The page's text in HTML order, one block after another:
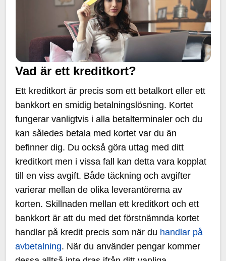
Vad är ett kreditkort?
Ett kreditkort är precis som ett betalkort eller ett
bankkort en smidig betalningslösning. Kortet
fungerar vanligtvis i alla betalterminaler och du
kan således betala med kortet var du än
befinner dig. Du också göra uttag med ditt
kreditkort men i vissa fall kan detta vara kopplat
till en viss avgift. Både täckning och avgifter
varierar mellan de olika leverantörerna av
korten. Skillnaden mellan ett kreditkort och ett
bankkort är att du med det förstnämnda kortet
handlar på kredit precis som när du handlar på
avbetalning. När du använder pengar kommer